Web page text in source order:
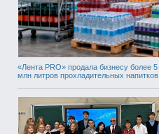
«Лента PRO» продала бизнесу более 5
млн литров прохладительных напитков